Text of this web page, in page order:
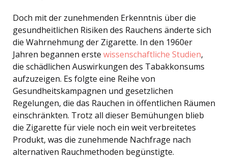
Doch mit der zunehmenden Erkenntnis über die
gesundheitlichen Risiken des Rauchens änderte sich
die Wahrnehmung der Zigarette. In den 1960er
Jahren begannen erste wissenschaftliche Studien,
die schädlichen Auswirkungen des Tabakkonsums
aufzuzeigen. Es folgte eine Reihe von
Gesundheitskampagnen und gesetzlichen
Regelungen, die das Rauchen in öffentlichen Räumen
einschränkten. Trotz all dieser Bemühungen blieb
die Zigarette für viele noch ein weit verbreitetes
Produkt, was die zunehmende Nachfrage nach
alternativen Rauchmethoden begünstigte.